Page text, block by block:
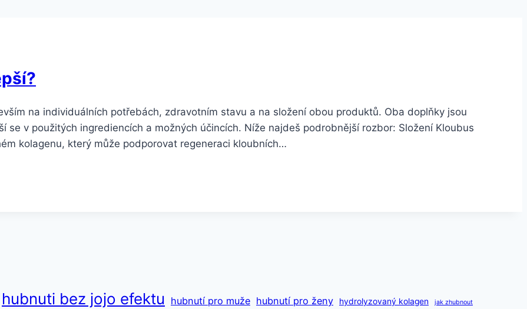
na individuálních potřebách, zdravotním stavu a na složení obou produktů. Oba doplňky jsou
se v použitých ingrediencích a možných účincích. Níže najdeš podrobnější rozbor: Složení Kloubus
kolagenu, který může podporovat regeneraci kloubních…
hubnuti bez jojo efektu hubnutí pro muže hubnutí pro ženy hydrolyzovaný kolagen jak zhubnout